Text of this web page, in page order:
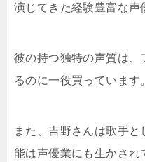
演じてきた経験豊富な声
彼の持つ独特の声質は
るのに一役買っています
また、吉野さんは歌手
能は声優業にも生かされ